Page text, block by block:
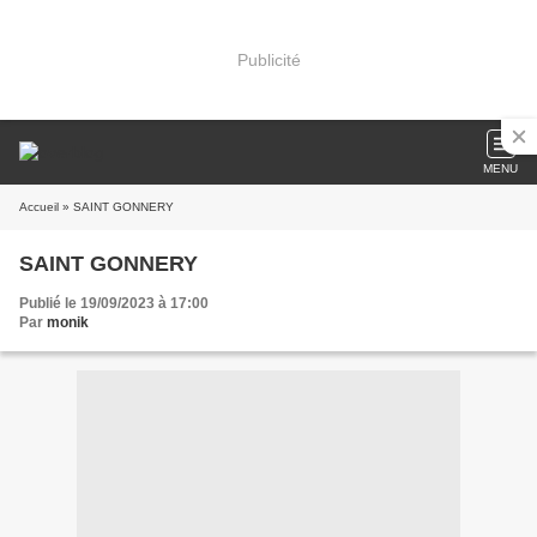
Publicité
MENU
Accueil » SAINT GONNERY
SAINT GONNERY
Publié le 19/09/2023 à 17:00
Par monik